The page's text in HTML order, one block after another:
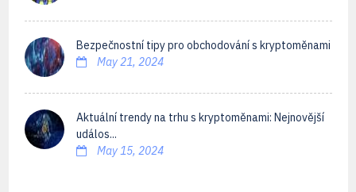
Bezpečnostní tipy pro obchodování s kryptoměnami
May 21, 2024
Aktuální trendy na trhu s kryptoměnami: Nejnovější
událos...
May 15, 2024